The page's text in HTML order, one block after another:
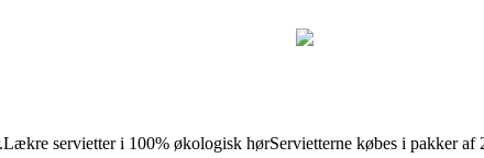
servietter i 100% økologisk hørServietterne købes i pakker